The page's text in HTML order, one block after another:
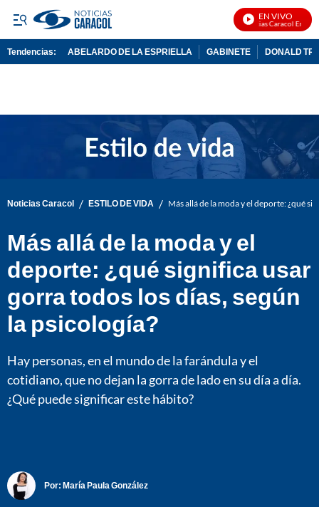
EN VIVO
Noticias Caracol En Vivo
Tendencias: ABELARDO DE LA ESPRIELLA GABINETE DONALD
Noticias Caracol / ESTILO DE VIDA / Más allá de la moda y el deporte: ¿qué
Más allá de la moda y el
deporte: ¿qué significa usar
gorra todos los días, según
la psicología?
Hay personas, en el mundo de la farándula y el
cotidiano, que no dejan la gorra de lado en su día a día.
¿Qué puede significar este hábito?
Por: María Paula González